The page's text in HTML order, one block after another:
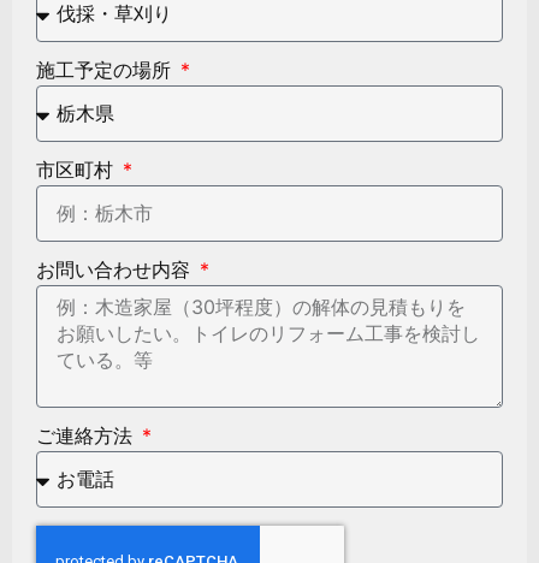
施工予定の場所
市区町村
お問い合わせ内容
ご連絡方法